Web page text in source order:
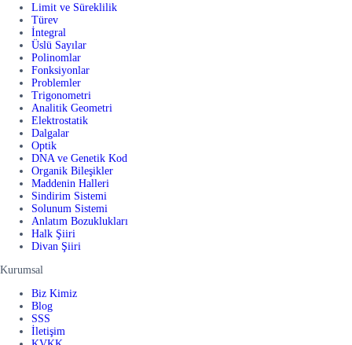
Limit ve Süreklilik
Türev
İntegral
Üslü Sayılar
Polinomlar
Fonksiyonlar
Problemler
Trigonometri
Analitik Geometri
Elektrostatik
Dalgalar
Optik
DNA ve Genetik Kod
Organik Bileşikler
Maddenin Halleri
Sindirim Sistemi
Solunum Sistemi
Anlatım Bozuklukları
Halk Şiiri
Divan Şiiri
Kurumsal
Biz Kimiz
Blog
SSS
İletişim